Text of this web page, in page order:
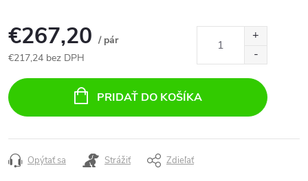
€267,20 / pár
€217,24 bez DPH
cena:
PRIDAŤ DO KOŠÍKA
Opýtať sa Strážiť Zdieľať